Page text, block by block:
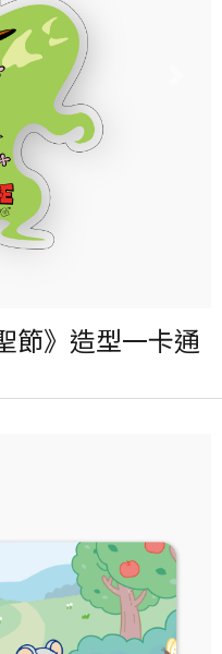
點
-普通卡
買
節》造型一卡通